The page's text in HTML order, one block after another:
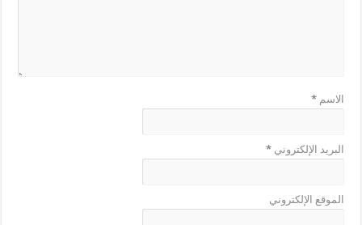
الاسم*
البريد الإلكتروني*
الموقع الإلكتروني